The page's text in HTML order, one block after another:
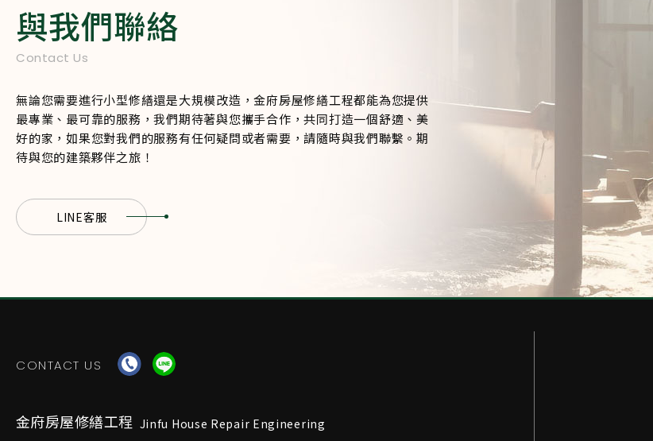
與我們聯絡
Contact Us
無論您需要進行小型修繕還是大規模改造，金府房屋修繕工程都能為您提供
最專業、最可靠的服務，我們期待著與您攜手合作，共同打造一個舒適、美
好的家，如果您對我們的服務有任何疑問或者需要，請隨時與我們聯繫。期
待與您的建築夥伴之旅！
LINE客服
CONTACT US
金府房屋修繕工程 Jinfu House Repair Engineering